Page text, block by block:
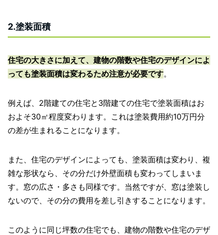
2.塗装面積
住宅の大きさに加えて、建物の階数や住宅のデザインによ
っても塗装面積は変わるため注意が必要です。
例えば、2階建ての住宅と3階建ての住宅で塗装面積はお
およそ30㎡程度変わります。これは塗装費用約10万円分
の差が生まれることになります。
また、住宅のデザインによっても、塗装面積は変わり、複
雑な形状なら、その分だけ外壁面積も変わってしまいま
す。窓の広さ・多さも同様です。当然ですが、窓は塗装し
ないので、その分の費用を差し引きすることになります。
このように同じ坪数の住宅でも、建物の階数や住宅のデザ